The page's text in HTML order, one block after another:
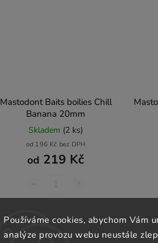
Používáme cookies, abychom Vám
analýze provozu webu neustále
Mastodont Baits boilies Chill
Banana 20mm
Skladem (2 ks)
od 196 Kč bez DPH
od 219 Kč